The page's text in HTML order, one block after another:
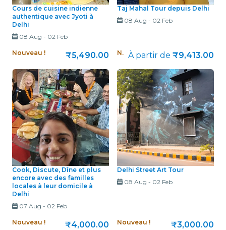
Cours de cuisine indienne
authentique avec Jyoti à
Delhi
08 Aug - 02 Feb
Nouveau ! ₹5,490.00
Taj Mahal Tour depuis Delhi
08 Aug - 02 Feb
Nouveau ! À partir de ₹9,413.00
Cook, Discute, Dîne et plus
encore avec des familles
locales à leur domicile à
Delhi
07 Aug - 02 Feb
Nouveau ! ₹4,000.00
Delhi Street Art Tour
08 Aug - 02 Feb
Nouveau ! ₹3,000.00